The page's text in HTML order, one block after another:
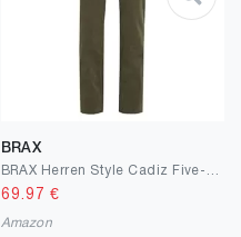
BRAX
69.97 €
Amazon